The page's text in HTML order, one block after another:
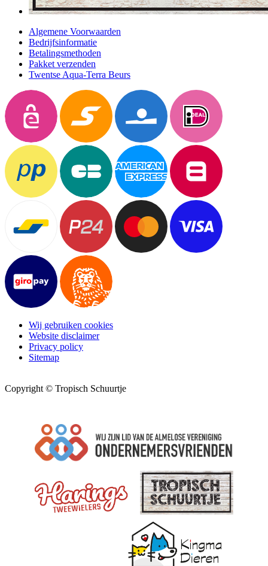
Algemene Voorwaarden
Bedrijfsinformatie
Betalingsmethoden
Pakket verzenden
Twentse Aqua-Terra Beurs
Wij gebruiken cookies
Website disclaimer
Privacy policy
Sitemap
Copyright © Tropisch Schuurtje